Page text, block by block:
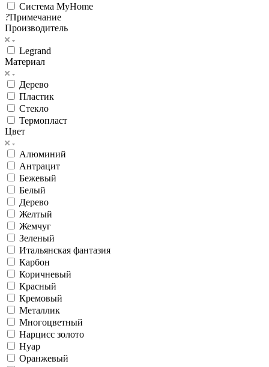
Система MyHome
?Примечание
Производитель
Legrand
Материал
Дерево
Пластик
Стекло
Термопласт
Цвет
Алюминий
Антрацит
Бежевый
Белый
Дерево
Желтый
Жемчуг
Зеленый
Итальянская фантазия
Карбон
Коричневый
Красный
Кремовый
Металлик
Многоцветный
Нарцисс золото
Нуар
Оранжевый